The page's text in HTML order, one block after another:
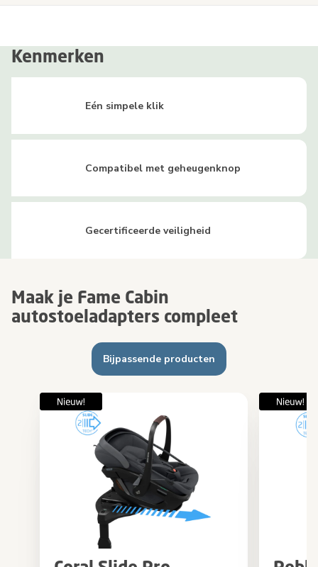
Kenmerken
Eén simpele klik
Compatibel met geheugenknop
Gecertificeerde veiligheid
Maak je Fame Cabin
autostoeladapters compleet
Bijpassende producten